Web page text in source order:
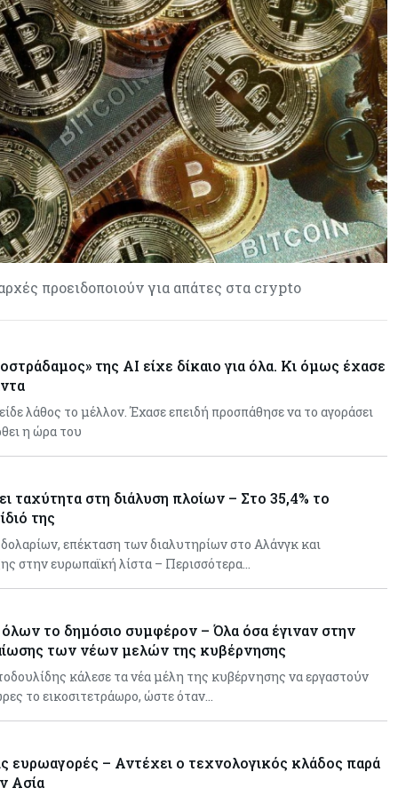
Χρυσός: Ξεπέρασε τα $4.300 με
ώθηση από την πρόοδο για τα
Στενά του Ορμούζ
Εμπορεύματα 06-08-2026
Πετρέλαιο: Υποχωρούν και πάλι οι
τιμές μετά τη συμφωνία Ιράν-Ομάν
για τα Στενά του Ορμούζ – Κοντά
στα $79 το Brent
προειδοποιούν για απάτες στα crypto
της AI είχε δίκαιο για όλα. Κι όμως έχασε
λάθος το μέλλον. Έχασε επειδή προσπάθησε να το αγοράσει
η ώρα του
ταχύτητα στη διάλυση πλοίων – Στο 35,4% το
της
δολαρίων, επέκταση των διαλυτηρίων στο Αλάνγκ και
στην ευρωπαϊκή λίστα – Περισσότερα…
το δημόσιο συμφέρον – Όλα όσα έγιναν στην
των νέων μελών της κυβέρνησης
κάλεσε τα νέα μέλη της κυβέρνησης να εργαστούν
το εικοσιτετράωρο, ώστε όταν…
ευρωαγορές – Αντέχει ο τεχνολογικός κλάδος παρά
Ασία